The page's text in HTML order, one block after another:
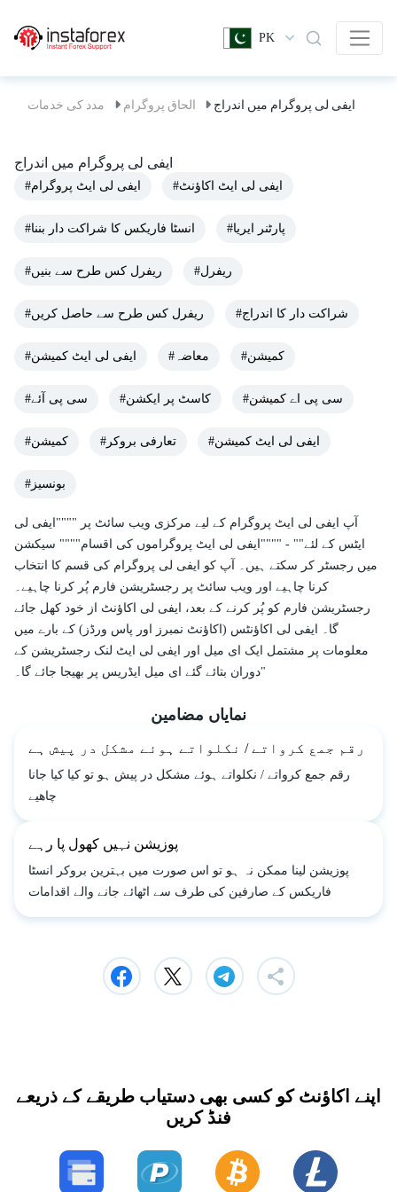
PK
مدد کی خدمات الحاق پروگرام ایفی لی پروگرام میں اندراج
ایفی لی پروگرام میں اندراج
#ایفی لی ایٹ پروگرام #ایفی لی ایٹ اکاؤنٹ
#انسٹا فاریکس کا شراکت دار بننا #پارٹنر ایریا
#ریفرل کس طرح سے بنیں #ریفرل
#ریفرل کس طرح سے حاصل کریں #شراکت دار کا اندراج
#ایفی لی ایٹ کمیشن #معاضہ #کمیشن
#سی پی آئے #کاسٹ پر ایکشن #سی پی اے کمیشن
#کمیشن #تعارفی بروکر #ایفی لی ایٹ کمیشن
#بونسیز
آپ ایفی لی ایٹ پروگرام کے لیے مرکزی ویب سائٹ پر """"ایفی لی
ایٹس کے لئے"" - """"ایفی لی ایٹ پروگراموں کی اقسام"""" سیکشن
میں رجسٹر کر سکتے ہیں۔ آپ کو ایفی لی پروگرام کی قسم کا انتخاب
کرنا چاہیے اور ویب سائٹ پر رجسٹریشن فارم پُر کرنا چاہیے۔
رجسٹریشن فارم کو پُر کرنے کے بعد، ایفی لی اکاؤنٹ از خود کھل جائے
گا۔ ایفی لی اکاؤنٹس (اکاؤنٹ نمبرز اور پاس ورڈز) کے بارے میں
معلومات پر مشتمل ایک ای میل اور ایفی لی ایٹ لنک رجسٹریشن کے
دوران بتائے گئے ای میل ایڈریس پر بھیجا جائے گا۔"
نمایاں مضامین
رقم جمع کرواتے / نکلواتے ہوئے مشکل در پیش ہے
رقم جمع کرواتے / نکلواتے ہوئے مشکل در پیش ہو تو کیا کیا جانا
چاھیے
پوزیشن نہیں کھول پا رہے
پوزیشن لینا ممکن نہ ہو تو اس صورت میں بہترین بروکر انسٹا
فاریکس کے صارفین کی طرف سے اٹھائے جانے والے اقدامات
اپنے اکاؤنٹ کو کسی بھی دستیاب طریقے کے ذریعے
فنڈ کریں